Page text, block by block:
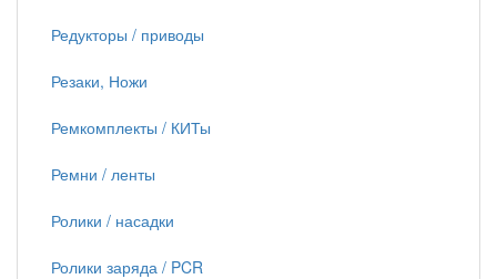
Редукторы / приводы
Резаки, Ножи
Ремкомплекты / КИТы
Ремни / ленты
Ролики / насадки
Ролики заряда / PCR